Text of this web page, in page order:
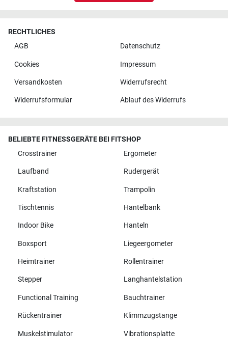
RECHTLICHES
AGB
Datenschutz
Cookies Impressum
Versandkosten Widerrufsrecht
Widerrufsformular Ablauf des Widerrufs
BELIEBTE FITNESSGERÄTE BEI FITSHOP
Crosstrainer
Ergometer
Laufband Rudergerät
Kraftstation Trampolin
Tischtennis Hantelbank
Indoor Bike Hanteln
Boxsport Liegeergometer
Heimtrainer Rollentrainer
Stepper Langhantelstation
Functional Training Bauchtrainer
Rückentrainer Klimmzugstange
Muskelstimulator Vibrationsplatte